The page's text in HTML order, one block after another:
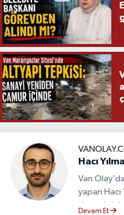
Hacı
Van
yapan Hacı
Devam Et